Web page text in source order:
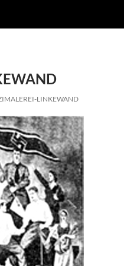
LINKEWAND